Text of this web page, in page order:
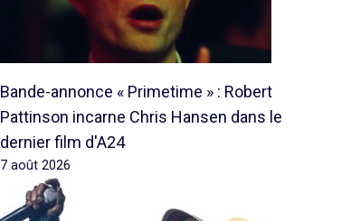
Bande-annonce « Primetime » : Robert
Pattinson incarne Chris Hansen dans le
dernier film d'A24
7 août 2026